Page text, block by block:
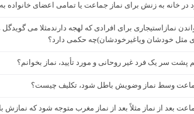
در خانه به زنش برای نماز جماعت یا تمامی اعضای خانواده
نمازاستیجاری برای افرادی که لهجه دارندمثلا می
مثل خودشان ویاغیرخودشان)چه حکمی دارد؟
پشت سر یک فرد غیر روحانی و مورد تأیید، نماز بخوانم؟
وسط نماز وضویش باطل شود، تکلیف چیست؟
بعد از نماز مثلاً بعد از نماز مغرب متوجه شود که نمازش